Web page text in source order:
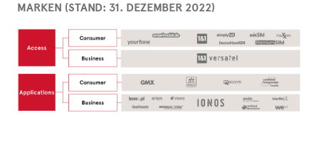
MARKEN (STAND: 31. DEZEMBER 2022)